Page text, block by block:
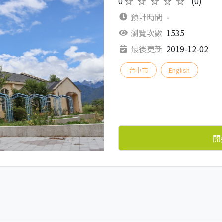
預計時間 -
瀏覽次數 1535
最後更新 2019-12-02
台中市 English